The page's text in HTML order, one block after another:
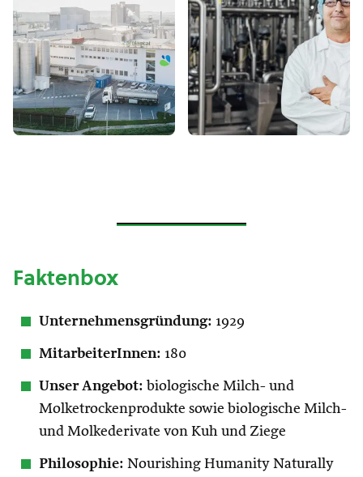
Faktenbox
Unternehmensgründung: 1929
MitarbeiterInnen: 180
Unser Angebot: biologische Milch- und
Molketrockenprodukte sowie biologische Milch-
und Molkederivate von Kuh und Ziege
Philosophie: Nourishing Humanity Naturally